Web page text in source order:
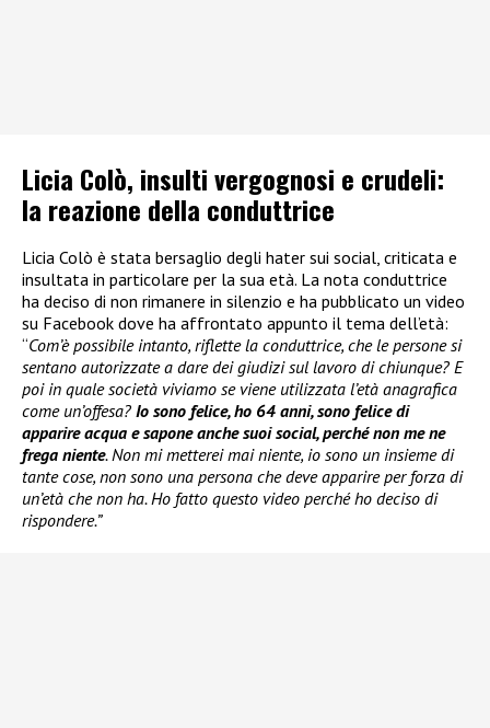
Licia Colò, insulti vergognosi e crudeli:
la reazione della conduttrice
Licia Colò è stata bersaglio degli hater sui social, criticata e
insultata in particolare per la sua età. La nota conduttrice
ha deciso di non rimanere in silenzio e ha pubblicato un video
su Facebook dove ha affrontato appunto il tema dell’età:
“Com’è possibile intanto, riflette la conduttrice, che le persone si
sentano autorizzate a dare dei giudizi sul lavoro di chiunque? E
poi in quale società viviamo se viene utilizzata l’età anagrafica
come un’offesa? Io sono felice, ho 64 anni, sono felice di
apparire acqua e sapone anche suoi social, perché non me ne
frega niente. Non mi metterei mai niente, io sono un insieme di
tante cose, non sono una persona che deve apparire per forza di
un’età che non ha. Ho fatto questo video perché ho deciso di
rispondere.”